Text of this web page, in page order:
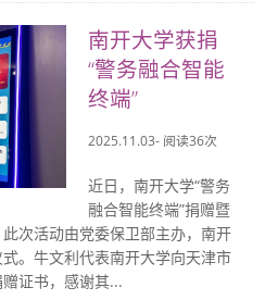
南开大学获捐
“警务融合智能
终端”
2025.11.03- 阅读36次
近日，南开大学“警务
融合智能终端”捐赠暨
次活动由党委保卫部主办，南开
。牛文利代表南开大学向天津市
证书，感谢其...